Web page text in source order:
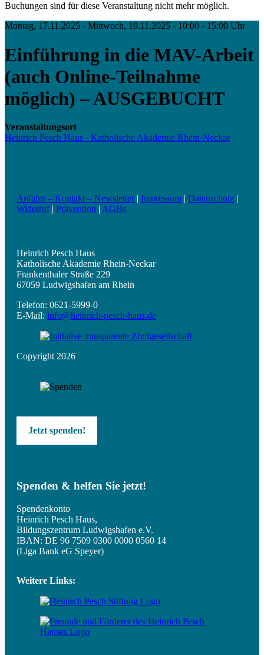
Buchungen sind für diese Veranstaltung nicht mehr möglich.
Montag, 17.11.2025 - Mittwoch, 19.11.2025 - 10:00 - 15:00 Uhr
Einführung in die MAV-Arbeit
(auch Online-Teilnahme
möglich) – AUSGEBUCHT
Veranstaltungsort
Heinrich Pesch Haus - Katholische Akademie Rhein-Neckar
Anfahrt – Kontakt – Newsletter | Impressum | Datenschutz |
Widerruf| Prävention | AGBs
Heinrich Pesch Haus
Katholische Akademie Rhein-Neckar
Frankenthaler Straße 229
67059 Ludwigshafen am Rhein
Telefon: 0621-5999-0
E-Mail: info@heinrich-pesch-haus.de
Copyright 2026
Jetzt spenden!
Spenden & helfen Sie jetzt!
Spendenkonto
Heinrich Pesch Haus,
Bildungszentrum Ludwigshafen e.V.
IBAN: DE 96 7509 0300 0000 0560 14
(Liga Bank eG Speyer)
Weitere Links: